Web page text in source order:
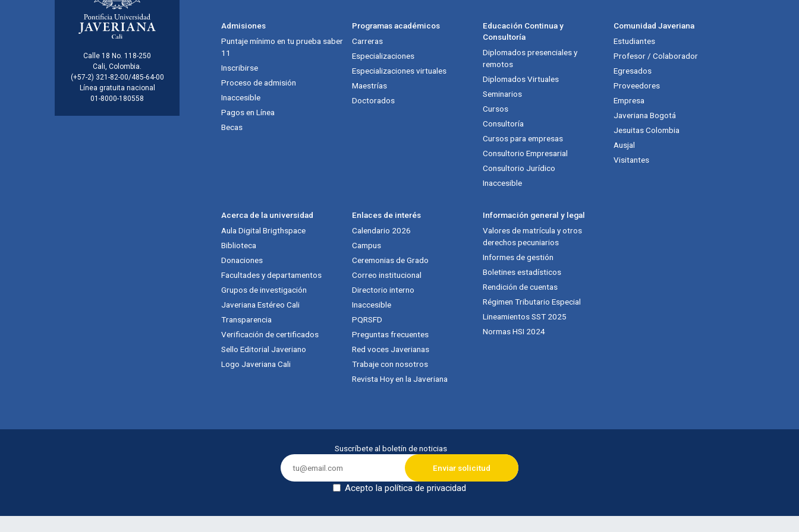
Información de la institución
Calle 18 No. 118-250
Cali, Colombia.
(+57-2) 321-82-00/485-64-00
Línea gratuita nacional
01-8000-180558
Menú principal del footer
Admisiones
Puntaje mínimo en tu prueba saber
11
Inscribirse
Proceso de admisión
Inaccesible
Pagos en Línea
Becas
Programas académicos
Carreras
Especializaciones
Especializaciones virtuales
Maestrías
Doctorados
Educación Continua y
Consultoría
Diplomados presenciales y
remotos
Diplomados Virtuales
Seminarios
Cursos
Consultoría
Cursos para empresas
Consultorio Empresarial
Consultorio Jurídico
Inaccesible
Comunidad Javeriana
Estudiantes
Profesor / Colaborador
Egresados
Proveedores
Empresa
Javeriana Bogotá
Jesuitas Colombia
Ausjal
Visitantes
Acerca de la universidad
Aula Digital Brigthspace
Biblioteca
Donaciones
Facultades y departamentos
Grupos de investigación
Javeriana Estéreo Cali
Transparencia
Verificación de certificados
Sello Editorial Javeriano
Logo Javeriana Cali
Enlaces de interés
Calendario 2026
Campus
Ceremonias de Grado
Correo institucional
Directorio interno
Inaccesible
PQRSFD
Preguntas frecuentes
Red voces Javerianas
Trabaje con nosotros
Revista Hoy en la Javeriana
Información general y legal
Valores de matrícula y otros
derechos pecuniarios
Informes de gestión
Boletines estadísticos
Rendición de cuentas
Régimen Tributario Especial
Lineamientos SST 2025
Normas HSI 2024
Suscríbete al boletín de noticias
Acepto la política de privacidad